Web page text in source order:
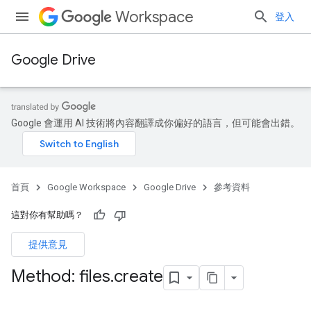
Workspace 登入
Google Drive
Google 會運用 AI 技術將內容翻譯成你偏好的語言，但可能會出錯。
首頁 Google Workspace Google Drive 參考資料
這對你有幫助嗎？
提供意見
Method: files.create